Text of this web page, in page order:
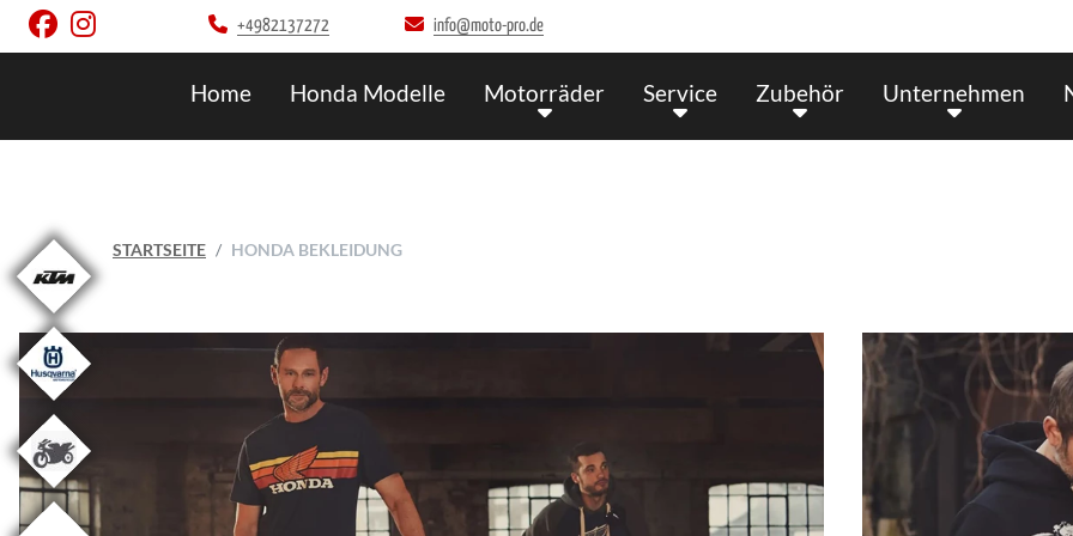
+4982137272 info@moto-pro.de
Home Honda Modelle Motorräder Service Zubehör Unternehmen
STARTSEITE HONDA BEKLEIDUNG